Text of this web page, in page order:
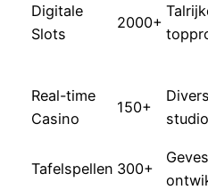
Digitale
Slots
2000+
Real-time
Casino
150+
Tafelspellen 300+